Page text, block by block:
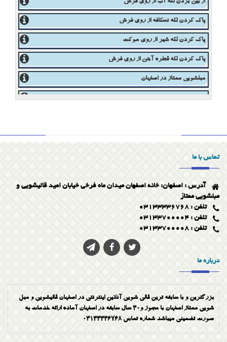
شستشویی فرش مدرن
از بین بردن لکه آب از روی فرش
پاک کردن لکه نسکافه از روی فرش
پاک کردن لکه شیر از روی موکت
پاک کردن لکه قطره آهن از روی فرش
شستشوی فرش های دستبافت وماشینی
ویژگی قالیشویی خوب
تماس با ما
آدرس : اصفهان: خانه اصفهان میدان ماه فرخی خیابان امید قالیشویی و
مبلشویی ممتاز
تلفن : 03133336768
تلفن : 03133700004
تلفن : 03133700008
درباره ما
بزرگترین و با سابقه ترین قالی شویی آنلاین اینترنتی در اصفهان قالیشویی و مبل
شویی ممتاز اصفهان با مجوز و30 سال سابقه در اصفهان آماده ارائه خدمات به
صورت تضمینی میباشد شماره تماس 03133336768